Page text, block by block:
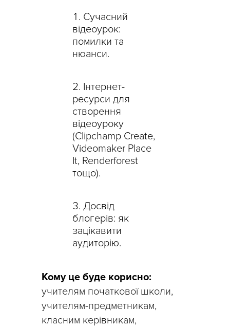
Сучасний
відеоурок:
помилки та
нюанси.
Інтернет-
ресурси для
створення
відеоуроку
(Сlipchamp Create,
Videomaker Place
It, Renderforest
тощо).
Досвід
блогерів: як
зацікавити
аудиторію.
Кому це буде корисно:
учителям початкової школи,
учителям-предметникам,
класним керівникам,